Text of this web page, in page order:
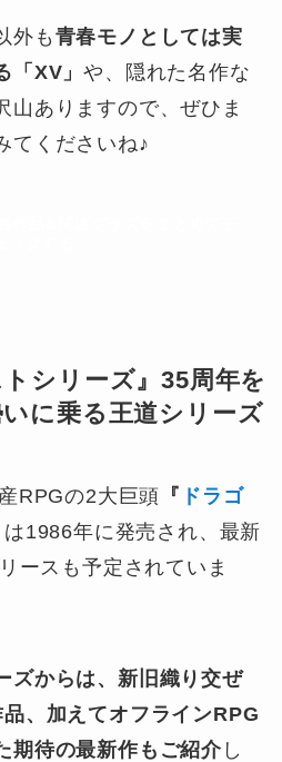
外も 青春モノとしては実
「XV」や、隠れた名作な
山ありますので、ぜひま
てくださいね♪
シリーズ』35周年を
に乗る王道シリーズ
RPGの2大巨頭 『 ドラゴ
は1986年に発売され、最新
ースも予定されていま
ズからは、新旧織り交ぜ
、加えてオフラインRPG
期待の最新作もご紹介 し